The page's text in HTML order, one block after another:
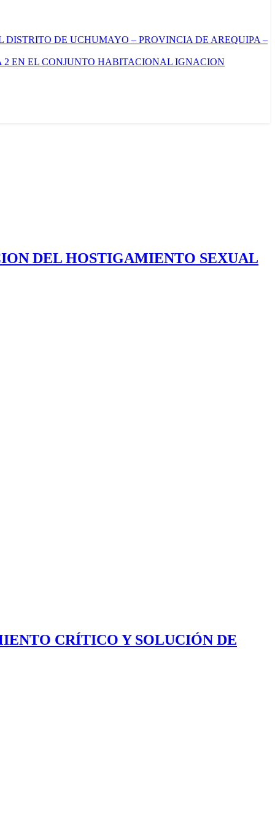
DISTRITO DE UCHUMAYO – PROVINCIA DE AREQUIPA –
EN EL CONJUNTO HABITACIONAL IGNACION
DEL HOSTIGAMIENTO SEXUAL
CRÍTICO Y SOLUCIÓN DE